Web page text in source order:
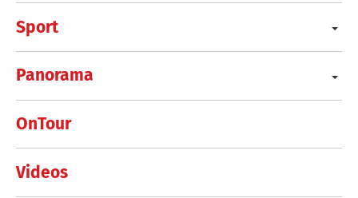
Sport
Panorama
OnTour
Videos